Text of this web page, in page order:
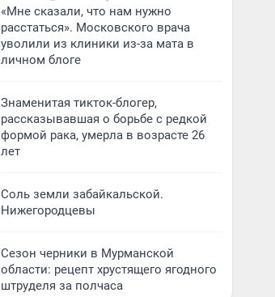
«Мне сказали, что нам нужно
расстаться». Московского врача
уволили из клиники из-за мата в
личном блоге
Знаменитая тикток-блогер,
рассказывавшая о борьбе с редкой
формой рака, умерла в возрасте 26
лет
Соль земли забайкальской.
Нижегородцевы
Сезон черники в Мурманской
области: рецепт хрустящего ягодного
штруделя за полчаса